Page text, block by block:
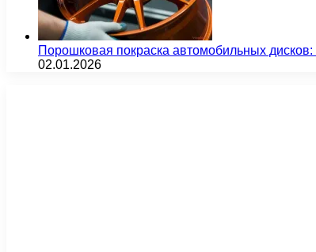
Порошковая покраска автомобильных
02.01.2026